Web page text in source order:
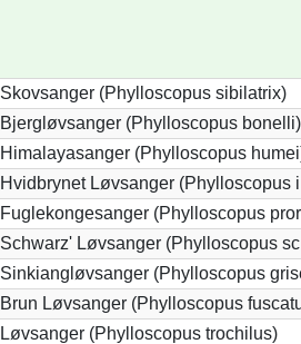
Skovsanger (Phylloscopus sibilatrix)
Bjergløvsanger (Phylloscopus bonelli)
Himalayasanger (Phylloscopus
Hvidbrynet Løvsanger (Phylloscopus
Fuglekongesanger (Phylloscopus
Schwarz' Løvsanger (Phylloscopus
Sinkiangløvsanger (Phylloscopus
Brun Løvsanger (Phylloscopus
Løvsanger (Phylloscopus trochilus)